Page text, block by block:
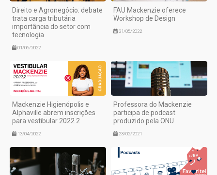
Direito e Agronegócio: debate
trata carga tributária
importância do setor com
tecnologia
01/06/2022
FAU Mackenzie oferece
Workshop de Design
31/05/2022
Mackenzie Higienópolis e
Alphaville abrem inscrições
para vestibular 2022.2
13/04/2022
Professora do Mackenzie
participa de podcast
produzido pela ONU
23/02/2021